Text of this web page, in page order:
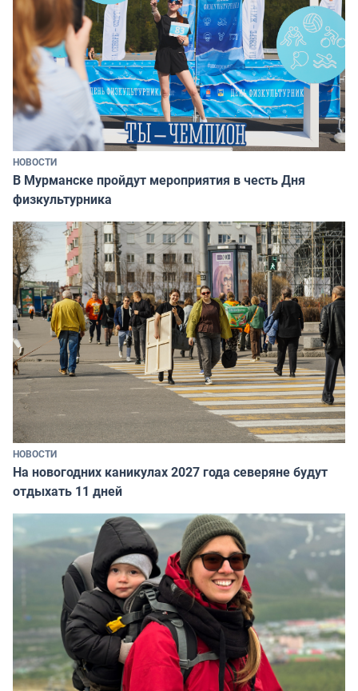
НОВОСТИ
В Мурманске пройдут мероприятия в честь Дня
физкультурника
НОВОСТИ
На новогодних каникулах 2027 года северяне будут
отдыхать 11 дней